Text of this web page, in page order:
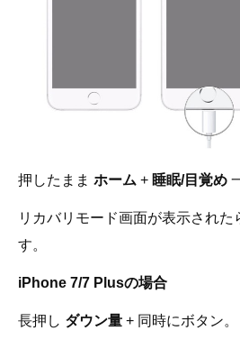
押したまま ホーム + 睡眠/目覚め
リカバリモード画面が表示された
す。
iPhone 7/7 Plusの場合
長押し ダウン量 + 同時にボタン。